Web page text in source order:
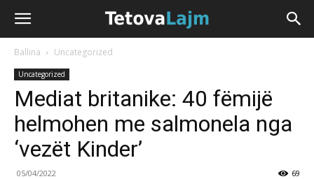
Ballina Uncategorized
Uncategorized
Mediat britanike: 40 fëmijë
helmohen me salmonela nga
‘vezët Kinder’
05/04/2022 69